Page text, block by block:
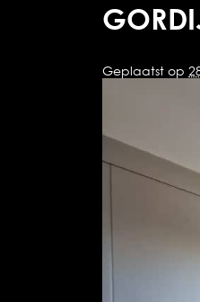
Geplaatst op